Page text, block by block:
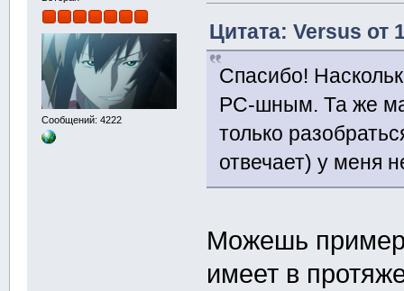
Сообщений: 4222
Цитата: Versus от
Спасибо!
PC-шным. Та же
только
отвечает) у меня
Можешь
имеет в